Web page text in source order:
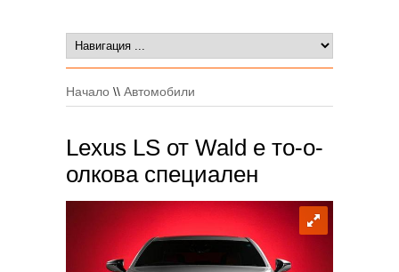
Начало \\ Автомобили
Lexus LS от Wald е то-о-
олкова специален